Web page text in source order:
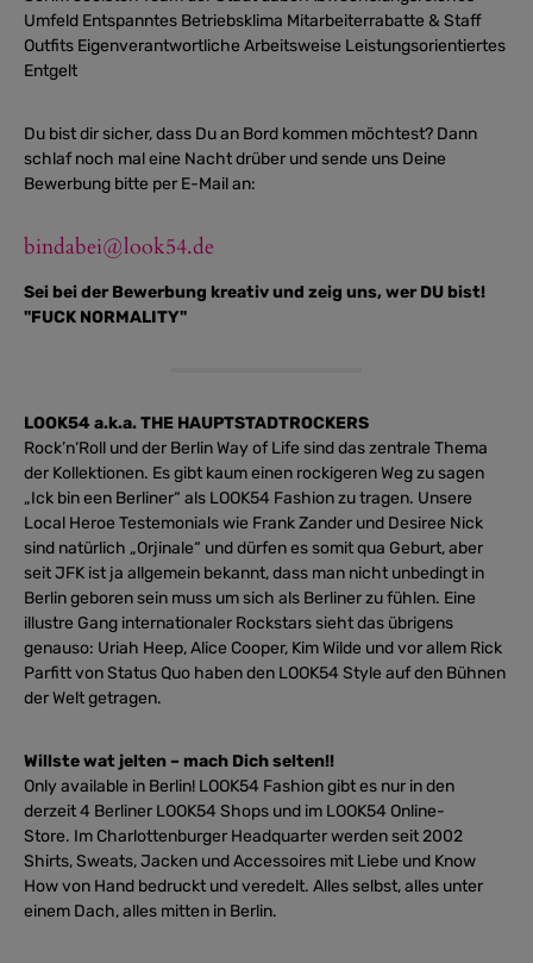
Umfeld Entspanntes Betriebsklima Mitarbeiterrabatte & Staff
Outfits Eigenverantwortliche Arbeitsweise Leistungsorientiertes
Entgelt
Du bist dir sicher, dass Du an Bord kommen möchtest? Dann
schlaf noch mal eine Nacht drüber und sende uns Deine
Bewerbung bitte per E-Mail an:
bindabei@look54.de
Sei bei der Bewerbung kreativ und zeig uns, wer DU bist!
"FUCK NORMALITY"
LOOK54 a.k.a. THE HAUPTSTADTROCKERS
Rock’n‘Roll und der Berlin Way of Life sind das zentrale Thema
der Kollektionen. Es gibt kaum einen rockigeren Weg zu sagen
„Ick bin een Berliner“ als LOOK54 Fashion zu tragen. Unsere
Local Heroe Testemonials wie Frank Zander und Desiree Nick
sind natürlich „Orjinale“ und dürfen es somit qua Geburt, aber
seit JFK ist ja allgemein bekannt, dass man nicht unbedingt in
Berlin geboren sein muss um sich als Berliner zu fühlen. Eine
illustre Gang internationaler Rockstars sieht das übrigens
genauso: Uriah Heep, Alice Cooper, Kim Wilde und vor allem Rick
Parfitt von Status Quo haben den LOOK54 Style auf den Bühnen
der Welt getragen.
Willste wat jelten – mach Dich selten!!
Only available in Berlin! LOOK54 Fashion gibt es nur in den
derzeit 4 Berliner LOOK54 Shops und im LOOK54 Online-
Store. Im Charlottenburger Headquarter werden seit 2002
Shirts, Sweats, Jacken und Accessoires mit Liebe und Know
How von Hand bedruckt und veredelt. Alles selbst, alles unter
einem Dach, alles mitten in Berlin.